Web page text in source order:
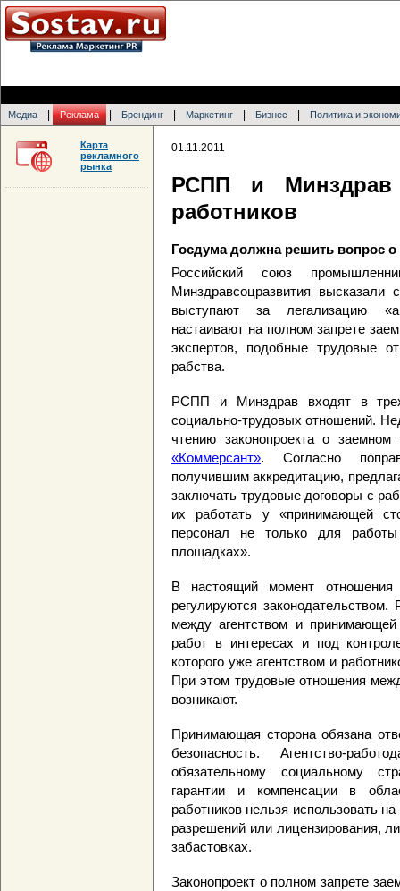
Медиа Реклама Брендинг Маркетинг Бизнес Политика и
01.11.2011
РСПП и Минздрав
работников
Госдума должна решить вопрос о
Российский союз
Минздравсоцразвития
выступают за легализацию
настаивают на полном запрете
экспертов, подобные трудовые
рабства.
РСПП и Минздрав входят в
социально-трудовых отношений.
чтению законопроекта о
«Коммерсант». Согласно
получившим аккредитацию,
заключать трудовые договоры с
их работать у «принимающей
персонал не только для
площадках».
В настоящий момент
регулируются
между агентством и
работ в интересах и под
которого уже агентством и
При этом трудовые отношения
возникают.
Принимающая сторона обязана
безопасность. Агентство-
обязательному социальному
гарантии и компенсации в
работников нельзя использовать
разрешений или лицензирования,
забастовках.
Законопроект о полном запрете
Карта
рекламного
рынка